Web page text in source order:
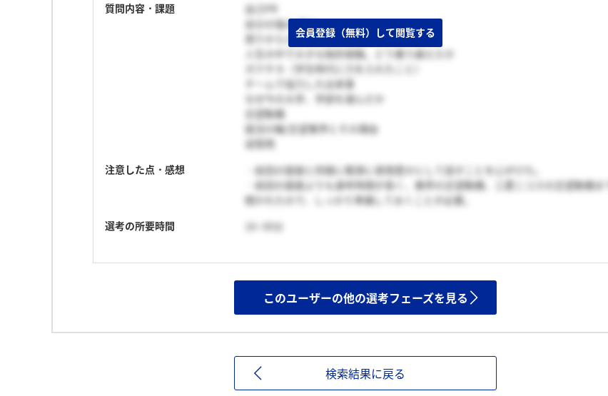
質問内容・課題
自己PR
自分の強み/弱み
周りからどんな人といわれる？
人生の中で大きな挫折経験。どう乗り越えたか
ガクチカ（学生時代に力を入れたこと）
チームで協力した出来事
なぜ今の大学、学部を選んだか
志望動機
就活の軸/志望業界とその理由
逆質問
注意した点・感想
・前回の面接と同様に簡潔に表情豊かにして話すことを心がけた。
・前回の面接よりも選考時間が長く、業界の志望動機、三菱ニコスの志望動機まで
聞かれたので、しっかり準備しておくことが必要。
選考の所要時間
16~30分
このユーザーの他の選考フェーズを見る
検索結果に戻る